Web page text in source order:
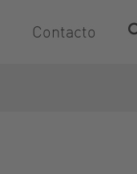
Contacto